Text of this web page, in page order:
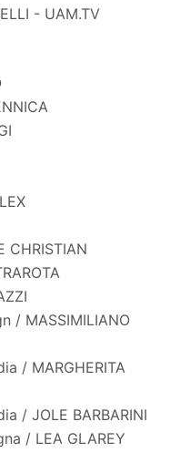
- UAM.TV
CHRISTIAN
/ MASSIMILIANO
/ MARGHERITA
/ JOLE BARBARINI
/ LEA GLAREY